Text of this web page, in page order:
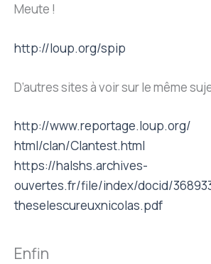
Meute !
http://loup.org/spip
D’autres sites à voir sur le même
http://www.reportage.loup.org/
html/clan/Clantest.html
https://halshs.archives-
ouvertes.fr/file/index/docid/
theselescureuxnicolas.pdf
Enfin